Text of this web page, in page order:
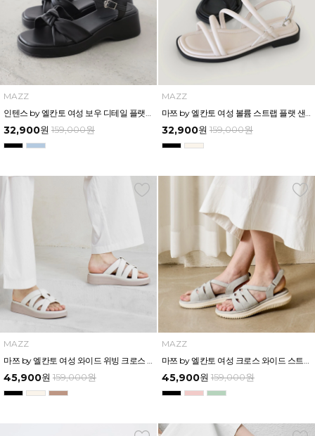
MAZZ
32,900원 159,000원
MAZZ
32,900원 159,000원
MAZZ
마쯔 by 엘칸토 여성 와이드 위빙 크로스 컴포트 뮬 3.5cm LCWW62M626
45,900원 159,000원
MAZZ
마쯔 by 엘칸토 여성 크로스 와이드 스트랩 컴포트 샌들 3.5cm LCWW27M626
45,900원 159,000원